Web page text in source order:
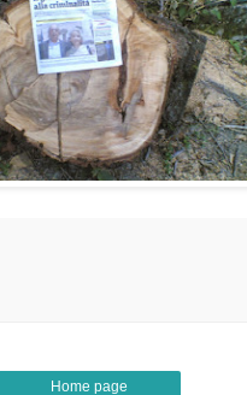
Home page